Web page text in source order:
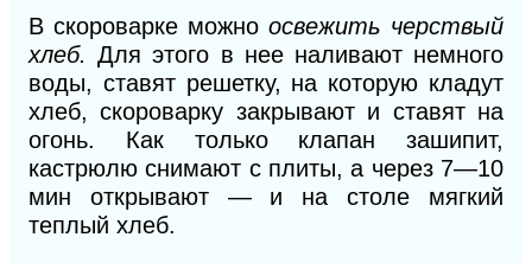
В скороварке можно освежить черствый
хлеб.Для этого в нее наливают немного
воды, ставят решетку, на которую кладут
хлеб, скороварку закрывают и ставят на
огонь. Как только клапан зашипит,
кастрюлю снимают с плиты, а через 7—10
мин открывают — и на столе мягкий
теплый хлеб.